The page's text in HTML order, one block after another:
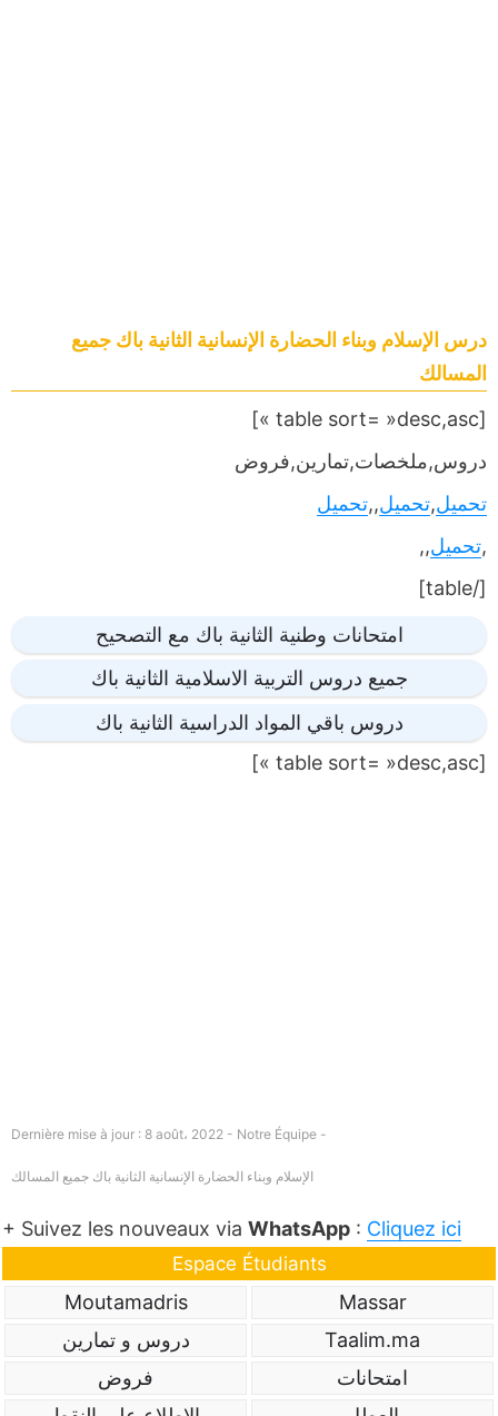
درس الإسلام وبناء الحضارة الإنسانية الثانية باك جميع
المسالك
[table sort= »desc,asc »]
دروس,ملخصات,تمارين,فروض
تحميل,تحميل,,تحميل
,تحميل,,
[/table]
امتحانات وطنية الثانية باك مع التصحيح
جميع دروس التربية الاسلامية الثانية باك
دروس باقي المواد الدراسية الثانية باك
[table sort= »desc,asc »]
Dernière mise à jour : 8 août، 2022 - Notre Équipe -
الإسلام وبناء الحضارة الإنسانية الثانية باك جميع المسالك
+ Suivez les nouveaux via WhatsApp : Cliquez ici
Espace Étudiants
Massar
Moutamadris
Taalim.ma
دروس و تمارين
امتحانات
فروض